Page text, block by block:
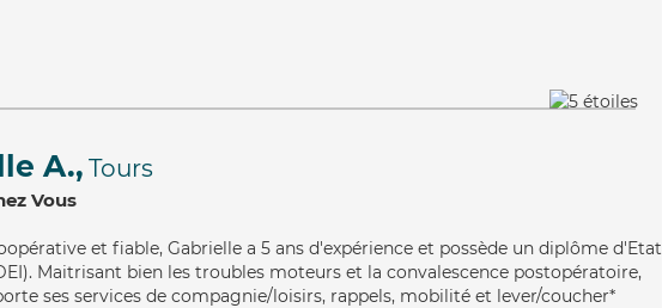
A., Tours
Vous
et fiable, Gabrielle a 5 ans d'expérience et possède un diplôme d'Etat
Maitrisant bien les troubles moteurs et la convalescence postopératoire,
ses services de compagnie/loisirs, rappels, mobilité et lever/coucher*